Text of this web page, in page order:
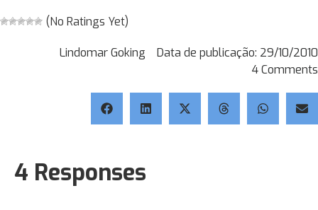
(No Ratings Yet)
Lindomar Goking Data de publicação: 29/10/2010
4 Comments
4 Responses